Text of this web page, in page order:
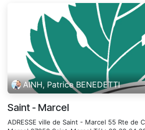
AINH, Patrice BENEDETTI
Saint - Marcel
ADRESSE ville de Saint - Marcel 55 Rte de